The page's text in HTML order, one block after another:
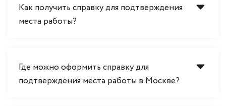
Как получить справку для подтверждения
места работы?
Где можно оформить справку для
подтверждения места работы в Москве?